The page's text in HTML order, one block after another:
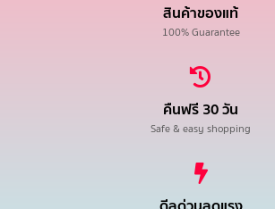
สินค้าของแท้
100% Guarantee
คืนฟรี 30 วัน
Safe & easy shopping